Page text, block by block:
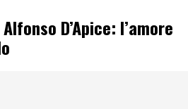
D’Apice: l’amore